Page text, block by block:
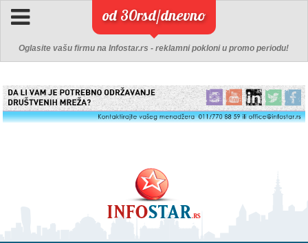
od 30rsd/dnevno
Oglasite vašu firmu na Infostar.rs - reklamni pokloni u promo periodu!